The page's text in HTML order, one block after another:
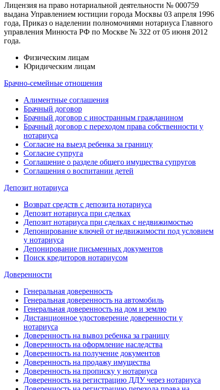
Лицензия на право нотариальной деятельности № 000759
выдана Управлением юстиции города Москвы 03 апреля 1996
года, Приказ о наделении полномочиями нотариуса Главного
управления Минюста РФ по Москве № 322 от 05 июня 2012
года.
Физическим лицам
Юридическим лицам
Брачно-семейные отношения
Алиментные соглашения
Брачный договор
Брачный договор с иностранным гражданином
Брачный договор с переходом права собственности у
нотариуса
Согласие на выезд ребенка за границу
Согласие супруга
Соглашение о разделе общего имущества супругов
Соглашения о воспитании детей
Депозит нотариуса
Возврат средств с депозита нотариуса
Депозит нотариуса при сделках
Депозит нотариуса при сделках с недвижимостью
Депонирование ключей от недвижимости под условием
у нотариуса
Депонирование письменных документов
Поиск кредиторов нотариусом
Доверенности
Генеральная доверенность
Генеральная доверенность на автомобиль
Генеральная доверенность на дом и землю
Дистанционное удостоверение доверенности у
нотариуса
Доверенность на вывоз ребенка за границу
Доверенность на оформление наследства
Доверенность на получение документов
Доверенность на продажу имущества
Доверенность на прописку у нотариуса
Доверенность на регистрацию ДДУ через нотариуса